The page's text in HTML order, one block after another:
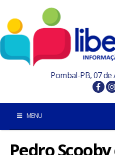
Pombal-PB, 07
MENU
INÍCIO
Pedro Scooby